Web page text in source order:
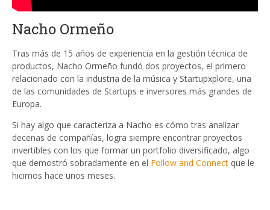
Nacho Ormeño
Tras más de 15 años de experiencia en la gestión técnica de
productos, Nacho Ormeño fundó dos proyectos, el primero
relacionado con la industria de la música y Startupxplore, una
de las comunidades de Startups e inversores más grandes de
Europa.
Si hay algo que caracteriza a Nacho es cómo tras analizar
decenas de compañías, logra siempre encontrar proyectos
invertibles con los que formar un portfolio diversificado, algo
que demostró sobradamente en el Follow and Connect que le
hicimos hace unos meses.